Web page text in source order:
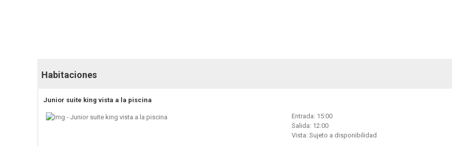
Habitaciones
Junior suite king vista a la piscina
Entrada: 15:00
Salida: 12:00
Vista: Sujeto a disponibilidad